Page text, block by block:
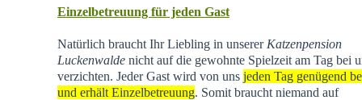
Einzelbetreuung für jeden Gast
Natürlich braucht Ihr Liebling in unserer Katzenpension
Luckenwaldenicht auf die gewohnte Spielzeit am Tag bei
verzichten. Jeder Gast wird von uns jeden Tag genügend
und erhält Einzelbetreuung. Somit braucht niemand auf